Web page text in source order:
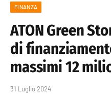
FINANZA
ATON Green
di
massimi 12
31 Luglio 2024